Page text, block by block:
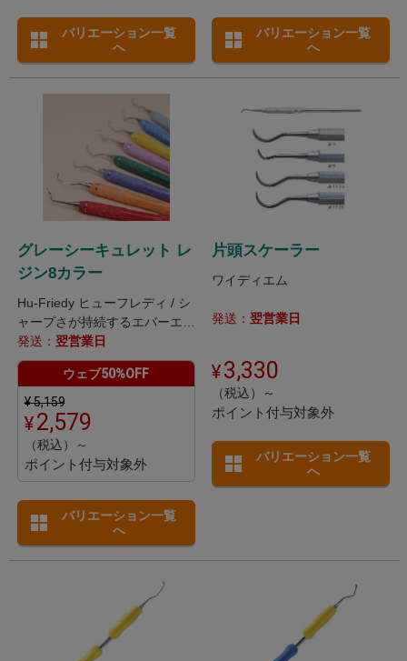
バリエーション一覧
へ
バリエーション一覧
へ
グレーシーキュレット レ
ジン8カラー
Hu-Friedy ヒューフレディ / シ
ャープさが持続するエバーエッ
ジテクノロジー。
発送： 翌営業日
ウェブ50%OFF
¥5,159
2,579
（税込）～
ポイント付与対象外
バリエーション一覧
へ
片頭スケーラー
ワイディエム
発送： 翌営業日
3,330
（税込）～
ポイント付与対象外
バリエーション一覧
へ